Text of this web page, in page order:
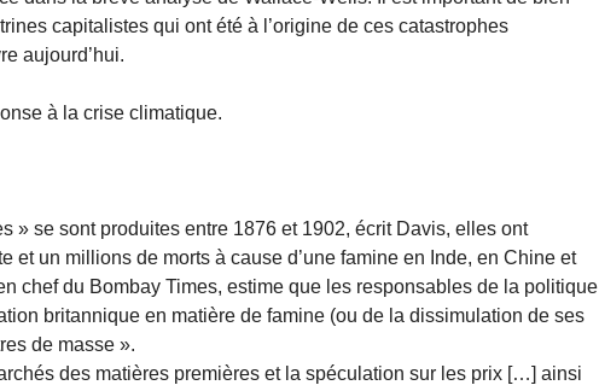
capitalistes qui ont été à l’origine de ces catastrophes
aujourd’hui.
à la crise climatique.
» se sont produites entre 1876 et 1902, écrit Davis, elles ont
et un millions de morts à cause d’une famine en Inde, en Chine et
chef du Bombay Times, estime que les responsables de la politique
britannique en matière de famine (ou de la dissimulation de ses
de masse ».
des matières premières et la spéculation sur les prix […] ainsi